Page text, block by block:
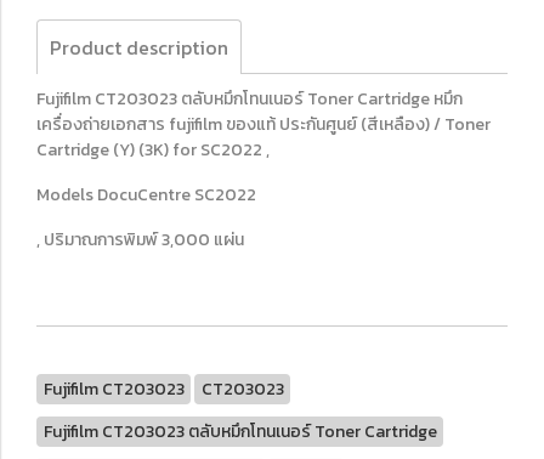
Product description
Fujifilm CT203023 ตลับหมึกโทนเนอร์ Toner Cartridge หมึก
เครื่องถ่ายเอกสาร fujifilm ของแท้ ประกันศูนย์ (สีเหลือง) / Toner
Cartridge (Y) (3K) for SC2022 ,
Models DocuCentre SC2022
, ปริมาณการพิมพ์ 3,000 แผ่น
Fujifilm CT203023
CT203023
Fujifilm CT203023 ตลับหมึกโทนเนอร์ Toner Cartridge